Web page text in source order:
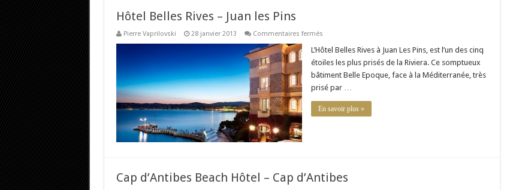
Hôtel Belles Rives – Juan les Pins
Pierre Vaprilovski 28 janvier 2013 Commentaires ferméssur
Belles
–
Juan
les
Pins
L’Hôtel Belles Rives à Juan Les Pins, est l’un des cinq
étoiles les plus prisés de la Riviera. Ce somptueux
bâtiment Belle Epoque, face à la Méditerranée, très
prisé par …
En savoir plus »
Cap d’Antibes Beach Hôtel – Cap d’Antibes